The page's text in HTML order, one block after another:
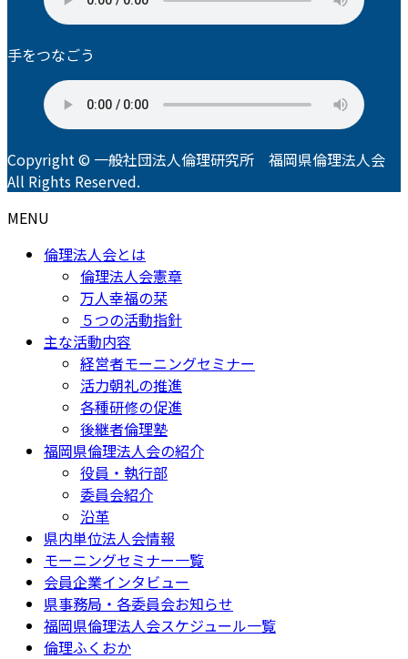
手をつなごう
Copyright © 一般社団法人倫理研究所 福岡県倫理法人会
All Rights Reserved.
MENU
倫理法人会とは
倫理法人会憲章
万人幸福の栞
５つの活動指針
主な活動内容
経営者モーニングセミナー
活力朝礼の推進
各種研修の促進
後継者倫理塾
福岡県倫理法人会の紹介
役員・執行部
委員会紹介
沿革
県内単位法人会情報
モーニングセミナー一覧
会員企業インタビュー
県事務局・各委員会お知らせ
福岡県倫理法人会スケジュール一覧
倫理ふくおか